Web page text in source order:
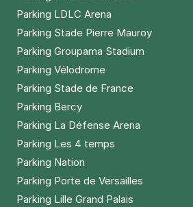
Parking LDLC Arena
Parking Stade Pierre Mauroy
Parking Groupama Stadium
Parking Vélodrome
Parking Stade de France
Parking Bercy
Parking La Défense Arena
Parking Les 4 temps
Parking Nation
Parking Porte de Versailles
Parking Lille Grand Palais